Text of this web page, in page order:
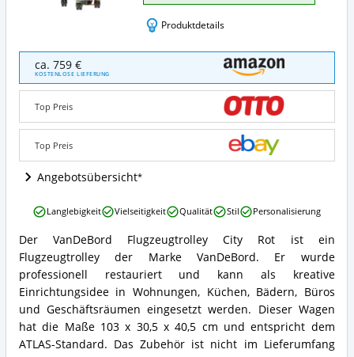
Produktdetails
VanDeBord
Flugzeugtrolley
City
Rot
Angebote:
Wo
Flugzeugtrolley
erhältlich?
ca. 759 €
KOSTENLOSE LIEFERUNG
Top Preis
Top Preis
Angebotsübersicht
VanDeBord
Flugzeugtrolley
City
Rot
Zusammenfassung:
Was
bietet
Flugzeugtrolley?
Der VanDeBord Flugzeugtrolley City Rot ist ein
Flugzeugtrolley der Marke VanDeBord. Er wurde
professionell restauriert und kann als kreative
Einrichtungsidee in Wohnungen, Küchen, Bädern, Büros
und Geschäftsräumen eingesetzt werden. Dieser Wagen
hat die Maße 103 x 30,5 x 40,5 cm und entspricht dem
ATLAS-Standard. Das Zubehör ist nicht im Lieferumfang
VanDeBord
Flugzeugtrolley
City
Rot
Vorteile:
Was
spricht
für
Flugzeugtrolley?
Langlebigkeit Vielseitigkeit Qualität Stil Personalisierung